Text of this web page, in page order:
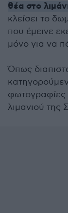
θέα στο
κλείσει το
που έμεινε
μόνο για να
Όπως
φωτογραφίες
λιμανιού της